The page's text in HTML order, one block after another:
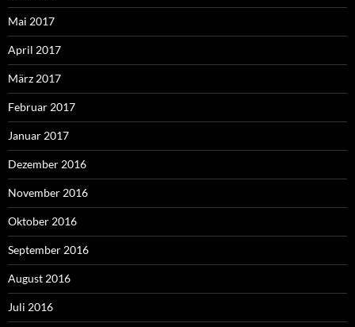
Mai 2017
April 2017
März 2017
Februar 2017
Januar 2017
Dezember 2016
November 2016
Oktober 2016
September 2016
August 2016
Juli 2016